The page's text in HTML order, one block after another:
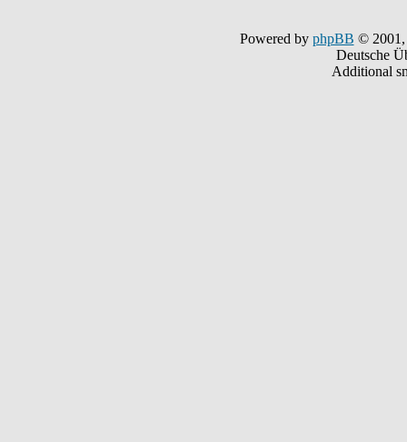
Powered by phpBB © 2001,
Deutsche
Additional